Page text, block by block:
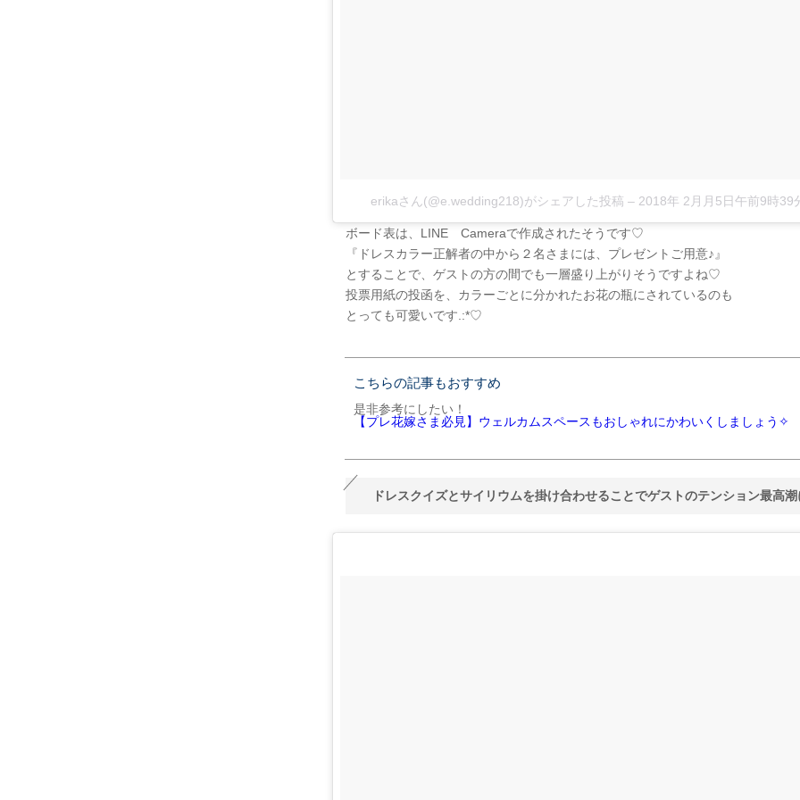
erikaさん(@e.wedding218)がシェアした投稿 – 2018年 2月月5日午前9時39
ボード表は、LINE Cameraで作成されたそうです♡
『ドレスカラー正解者の中から２名さまには、プレゼントご用意♪』
とすることで、ゲストの方の間でも一層盛り上がりそうですよね♡
投票用紙の投函を、カラーごとに分かれたお花の瓶にされているのも
とっても可愛いです.:*♡
こちらの記事もおすすめ
是非参考にしたい！
【プレ花嫁さま必見】ウェルカムスペースもおしゃれにかわいくしましょう✧
ドレスクイズとサイリウムを掛け合わせることでゲストのテンション最高